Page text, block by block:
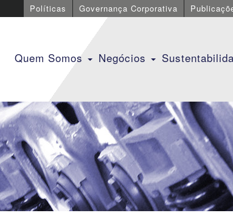
Políticas Governança Corporativa
Quem Somos Negócios